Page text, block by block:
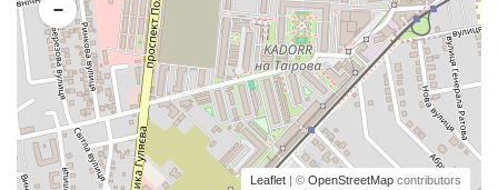
−
Leaflet | © OpenStreetMap contributors